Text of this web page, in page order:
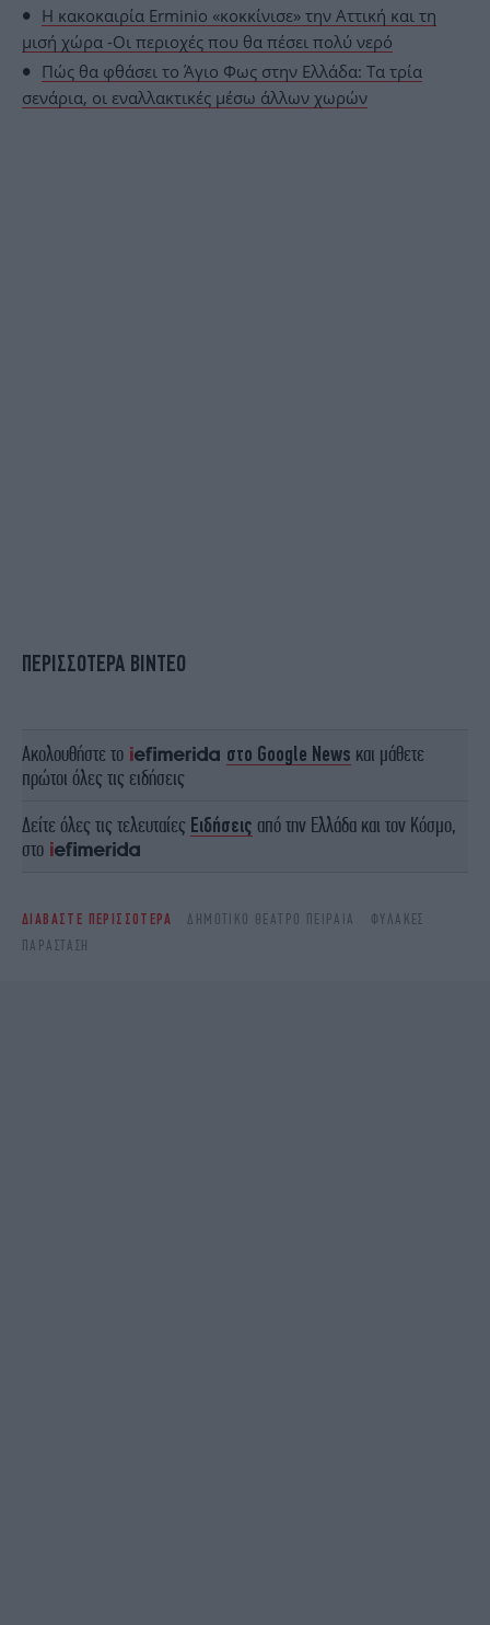
Η κακοκαιρία Erminio «κοκκίνισε» την Αττική και τη
μισή χώρα -Οι περιοχές που θα πέσει πολύ νερό
Πώς θα φθάσει το Άγιο Φως στην Ελλάδα: Τα τρία
σενάρια, οι εναλλακτικές μέσω άλλων χωρών
ΠΕΡΙΣΣΟΤΕΡΑ ΒΙΝΤΕΟ
Ακολουθήστε το στο Google News και μάθετε
πρώτοι όλες τις ειδήσεις
Δείτε όλες τις τελευταίες Ειδήσεις από την Ελλάδα και τον Κόσμο,
στο
ΔΙΑΒΑΣΤΕ ΠΕΡΙΣΣΟΤΕΡΑ ΔΗΜΟΤΙΚΌ ΘΈΑΤΡΟ ΠΕΙΡΑΙΆ
ΦΥΛΑΚΈΣ
ΠΑΡΆΣΤΑΣΗ